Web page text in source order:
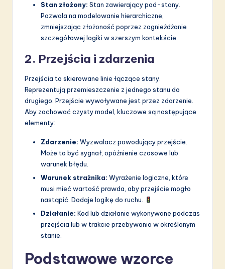
Stan złożony: Stan zawierający pod-stany.
Pozwala na modelowanie hierarchiczne,
zmniejszając złożoność poprzez zagnieżdżanie
szczegółowej logiki w szerszym kontekście.
2. Przejścia i zdarzenia
Przejścia to skierowane linie łączące stany.
Reprezentują przemieszczenie z jednego stanu do
drugiego. Przejście wywoływane jest przez zdarzenie.
Aby zachować czysty model, kluczowe są następujące
elementy:
Zdarzenie: Wyzwalacz powodujący przejście.
Może to być sygnał, opóźnienie czasowe lub
warunek błędu.
Warunek strażnika: Wyrażenie logiczne, które
musi mieć wartość prawda, aby przejście mogło
nastąpić. Dodaje logikę do ruchu.
Działanie: Kod lub działanie wykonywane podczas
przejścia lub w trakcie przebywania w określonym
stanie.
Podstawowe wzorce